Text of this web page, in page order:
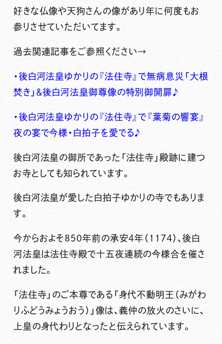
好きな仏像や天狗さんの像があり年に何度もお
参りさせていただいてます。
過去関連記事をご参照ください→
・後白河法皇ゆかりの『法住寺』で無病息災「大根
焚き」＆後白河法皇御尊像の特別御開扉♪
・後白河法皇ゆかりの『法住寺』で『葉菊の響宴』
夜の宴で今様・白拍子を愛でる♪
後白河法皇の御所であった「法住寺」殿跡に建つ
お寺としても知られています。
後白河法皇が愛した白拍子ゆかりの寺でもありま
す。
今からおよそ850年前の承安4年（1174）、後白
河法皇は法住寺殿で十五夜連続の今様合を催さ
れました。
「法住寺」のご本尊である「身代不動明王 （みがわ
りふどうみょうおう）」像は、義仲の放火のさいに、
上皇の身代わりとなったと伝えられています。